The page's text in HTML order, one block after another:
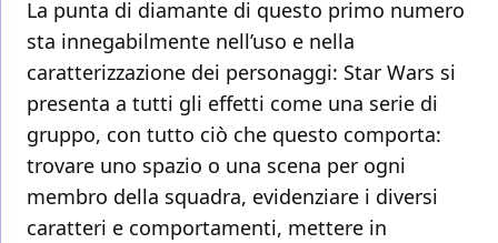
La punta di diamante di questo primo numero
sta innegabilmente nell’uso e nella
caratterizzazione dei personaggi: Star Wars si
presenta a tutti gli effetti come una serie di
gruppo, con tutto ciò che questo comporta:
trovare uno spazio o una scena per ogni
membro della squadra, evidenziare i diversi
caratteri e comportamenti, mettere in